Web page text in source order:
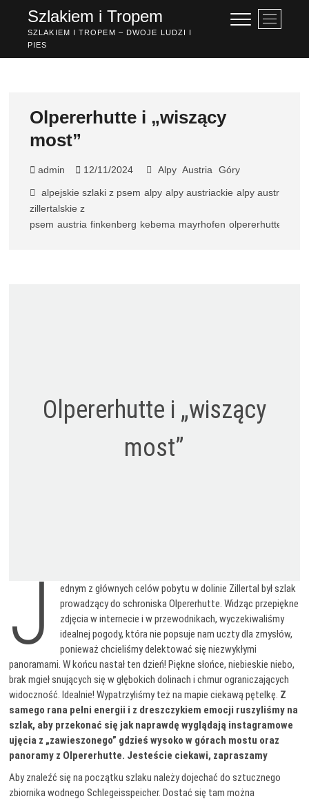
Szlakiem i Tropem
SZLAKIEM I TROPEM – DWOJE LUDZI I
PIES
P
r
Olpererhutte i „wiszący
most”
admin 12/11/2024 Alpy Austria Góry
alpejskie szlaki z psem alpy alpy austriackie alpy austriackie
zillertalskie z
psem austria finkenberg kebema mayrhofen olpererhutte
Olpererhutte i „wiszący
most”
J
ednym z głównych celów pobytu w dolinie Zillertal był szlak
prowadzący do schroniska Olpererhutte. Widząc przepiękne
zdjęcia w internecie i w przewodnikach, wyczekiwaliśmy
idealnej pogody, która nie popsuje nam uczty dla zmysłów,
ponieważ chcieliśmy delektować się niezwykłymi
panoramami. W końcu nastał ten dzień! Piękne słońce, niebieskie niebo,
brak mgieł snujących się w głębokich dolinach i chmur ograniczających
widoczność. Idealnie! Wypatrzyliśmy też na mapie ciekawą pętelkę. Z
samego rana pełni energii i z dreszczykiem emocji ruszyliśmy na
szlak, aby przekonać się jak naprawdę wyglądają instagramowe
ujęcia z „zawieszonego” gdzieś wysoko w górach mostu oraz
panoramy z Olpererhutte. Jesteście ciekawi, zapraszamy
Aby znaleźć się na początku szlaku należy dojechać do sztucznego
zbiornika wodnego Schlegeisspeicher. Dostać się tam można